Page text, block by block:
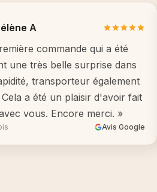
A
commande qui a été
une très belle surprise dans
transporteur également
a été un plaisir d'avoir fait
vous. Encore merci. »
Avis Google